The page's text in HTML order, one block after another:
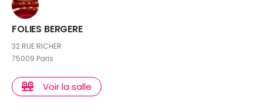
FOLIES BERGERE
32 RUE RICHER
75009 Paris
Voir la salle